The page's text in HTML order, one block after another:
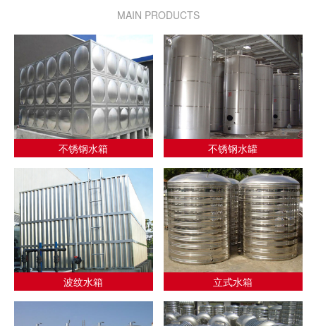
MAIN PRODUCTS
不锈钢水箱 不锈钢水罐
波纹水箱 立式水箱